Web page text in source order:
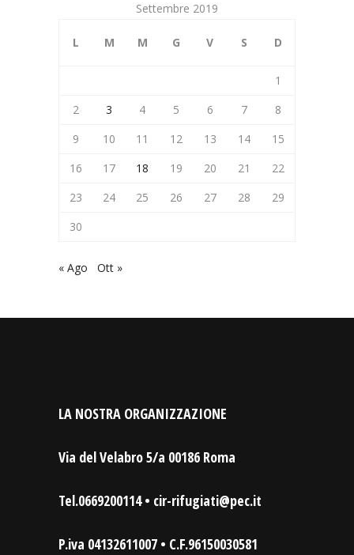
Settembre 2019
L M M G V S D
1
2
3 4 5 6 7
8
9
10 11 12 13 14
15
16
17 18 19 20 21
22
23
24 25 26 27 28
29
30
« Ago Ott »
LA NOSTRA ORGANIZZAZIONE
Via del Velabro 5/a 00186 Roma
Tel.0669200114 • cir-rifugiati@pec.it
P.iva 04132611007 • C.F.96150030581